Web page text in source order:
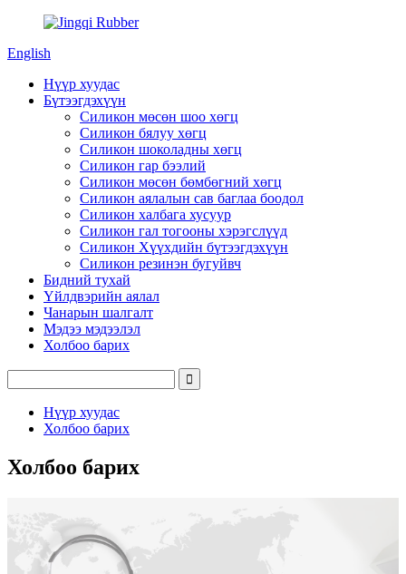
English
Нүүр хуудас
Бүтээгдэхүүн
Силикон мөсөн шоо хөгц
Силикон бялуу хөгц
Силикон шоколадны хөгц
Силикон гар бээлий
Силикон мөсөн бөмбөгний хөгц
Силикон аялалын сав баглаа боодол
Силикон халбага хусуур
Силикон гал тогооны хэрэгслүүд
Силикон Хүүхдийн бүтээгдэхүүн
Силикон резинэн бугуйвч
Бидний тухай
Үйлдвэрийн аялал
Чанарын шалгалт
Мэдээ мэдээлэл
Холбоо барих
Нүүр хуудас
Холбоо барих
Холбоо барих